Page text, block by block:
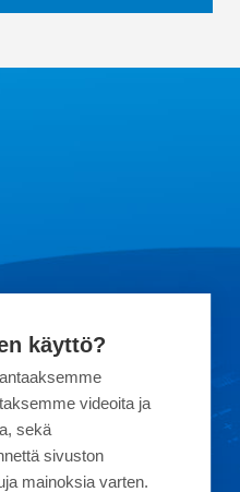
käyttö?
videoita ja
sekä
sivuston
mainoksia varten.